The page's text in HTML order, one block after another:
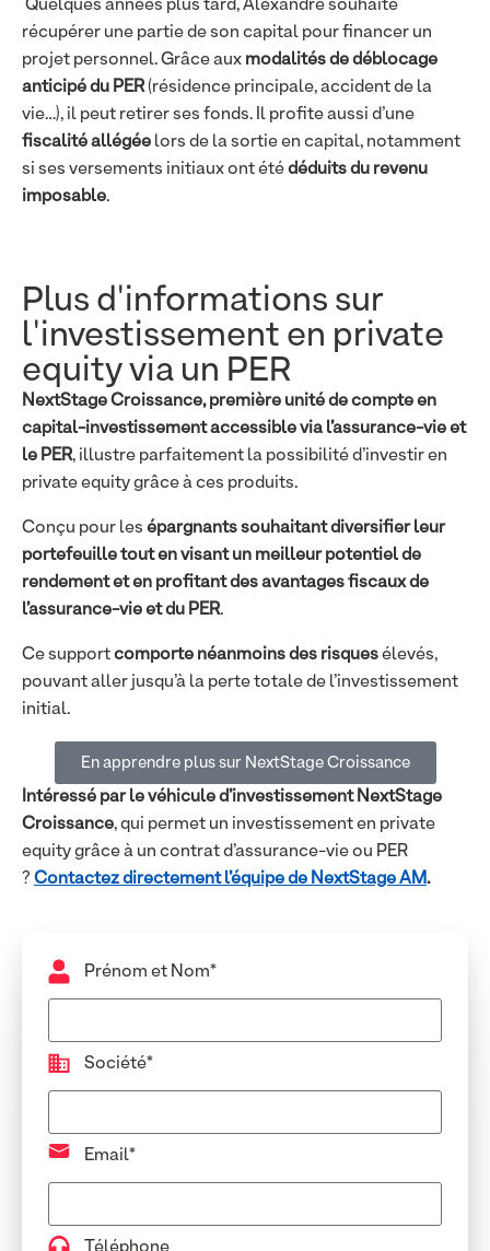
Quelques années plus tard, Alexandre souhaite
récupérer une partie de son capital pour financer un
projet personnel. Grâce aux modalités de déblocage
anticipé du PER(résidence principale, accident de la
vie…), il peut retirer ses fonds. Il profite aussi d’une
fiscalité allégée lors de la sortie en capital, notamment
si ses versements initiaux ont étédéduits du revenu
imposable.
Plus d'informations sur
l'investissement en private
equity via un PER
NextStage Croissance, première unité de compte en
capital-investissement accessible via l’assurance-vie et
le PER, illustre parfaitement la possibilité d’investir en
private equity grâce à ces produits.
Conçu pour les épargnants souhaitant diversifier leur
portefeuille tout en visant un meilleur potentiel de
rendement et en profitant des avantages fiscaux de
l’assurance-vie et du PER.
Ce supportcomporte néanmoins des risquesélevés,
pouvant aller jusqu’à la perte totale de l’investissement
initial.
En apprendre plus sur NextStage Croissance
Intéressé par le véhicule d’investissement NextStage
Croissance, qui permet un investissement en private
equity grâce à un contrat d’assurance-vie ou PER
? Contactez directement l’équipe de NextStage AM.
Prénom et Nom*
Société*
Email*
Téléphone